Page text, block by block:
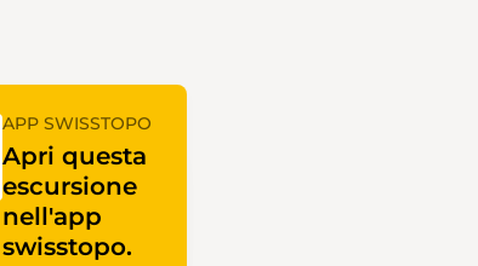
APP SWISSTOPO
Apri questa
escursione
nell'app
swisstopo.